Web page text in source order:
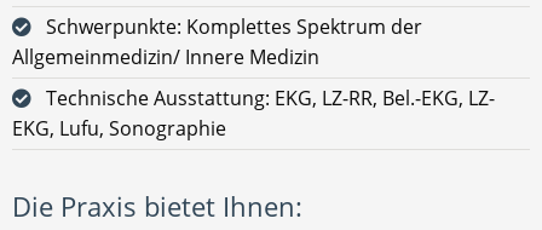
Schwerpunkte: Komplettes Spektrum der
Allgemeinmedizin/ Innere Medizin
Technische Ausstattung: EKG, LZ-RR, Bel.-EKG, LZ-
EKG, Lufu, Sonographie
Die Praxis bietet Ihnen: